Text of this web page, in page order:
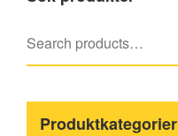
Produktkategorier